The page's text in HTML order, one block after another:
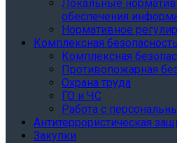
Локальные
обеспечения
Нормативное
Комплексная безопасность
Комплексная
Противопожарная
Охрана труда
ГО и ЧС
Работа с
Антитеррористическая
Закупки